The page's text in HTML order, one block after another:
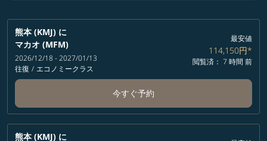
熊本 (KMJ) に
マカオ (MFM)
2026/12/18 - 2027/01/13
往復 / エコノミークラス
最安値
114,150円*
閲覧済： 7 時間 前
今すぐ予約
熊本 (KMJ) に